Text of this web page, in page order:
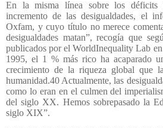
En la misma línea sobre los déficits
incremento de las desigualdades, el
Oxfam, y cuyo título no merece
desigualdades matan”, recogía que
publicados por el WorldInequality Lab
1995, el 1 % más rico ha acaparado
crecimiento de la riqueza global que
humanidad.40 Actualmente, las
como lo eran en el culmen del
del siglo XX. Hemos sobrepasado la
siglo XIX”.